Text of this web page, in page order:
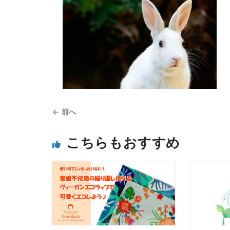
← 前へ
こちらもおすすめ